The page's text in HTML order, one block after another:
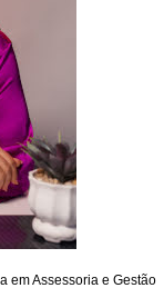
em Assessoria e Gestão